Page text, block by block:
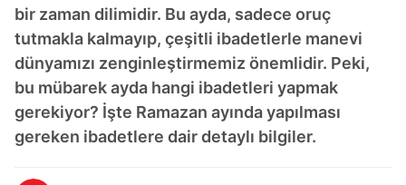
bir zaman dilimidir. Bu ayda, sadece oruç
tutmakla kalmayıp, çeşitli ibadetlerle manevi
dünyamızı zenginleştirmemiz önemlidir. Peki,
bu mübarek ayda hangi ibadetleri yapmak
gerekiyor? İşte Ramazan ayında yapılması
gereken ibadetlere dair detaylı bilgiler.